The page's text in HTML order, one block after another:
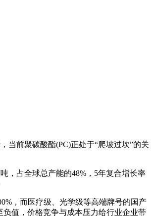
当前聚碳酸酯(PC)正处于“爬坡过坎”的关
，占全球总产能的48%，5年复合增长率
，而医疗级、光学级等高端牌号的国产
负值，价格竞争与成本压力给行业企业带